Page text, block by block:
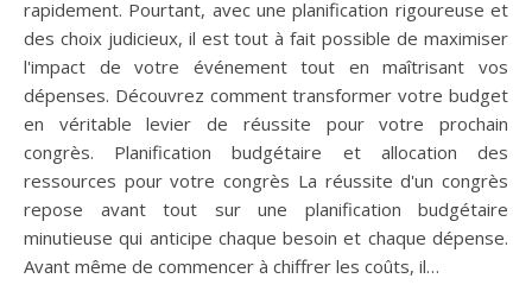
rapidement. Pourtant, avec une planification rigoureuse et
des choix judicieux, il est tout à fait possible de maximiser
l'impact de votre événement tout en maîtrisant vos
dépenses. Découvrez comment transformer votre budget
en véritable levier de réussite pour votre prochain
congrès. Planification budgétaire et allocation des
ressources pour votre congrès La réussite d'un congrès
repose avant tout sur une planification budgétaire
minutieuse qui anticipe chaque besoin et chaque dépense.
Avant même de commencer à chiffrer les coûts, il…